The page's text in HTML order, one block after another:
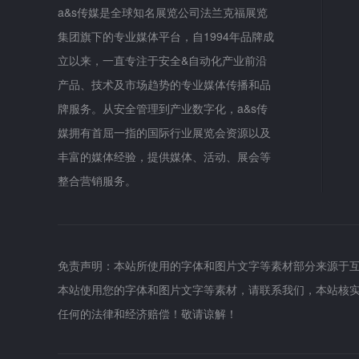
a&s传媒是全球知名展览公司法兰克福展览
集团旗下的专业媒体平台，自1994年品牌成
立以来，一直专注于安全&自动化产业前沿
产品、技术及市场趋势的专业媒体传播和品
牌服务。从安全管理到产业数字化，a&s传
媒拥有首屈一指的国际行业展览会资源以及
丰富的媒体经验，提供媒体、活动、展会等
整合营销服务。
免责声明：本站所使用的字体和图片文字等素材部分来源
本站使用您的字体和图片文字等素材，请联系我们，本站
任何的法律和经济赔偿！敬请谅解！